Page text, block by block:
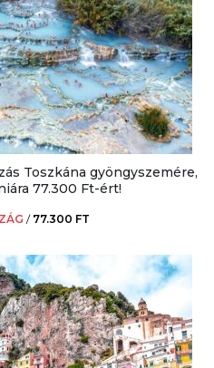
Toszkána gyöngyszemére,
77.300 Ft-ért!
/ 77.300 FT